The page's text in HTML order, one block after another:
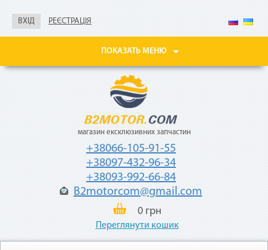
ВХІД РЕЄСТРАЦІЯ
ПОКАЗАТЬ МЕНЮ
магазин ексклюзивних запчастин
+38066-105-91-55
+38097-432-96-34
+38093-992-66-84
B2motorcom@gmail.com
0 грн
Переглянути кошик
«Мгновенная рассрочка»
Покупайте товары
с небольшой
ежемесячной
Как воспользоваться